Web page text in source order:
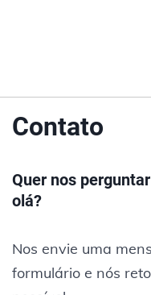
Contato
Quer nos
olá?
Nos envie uma
formulário e nós